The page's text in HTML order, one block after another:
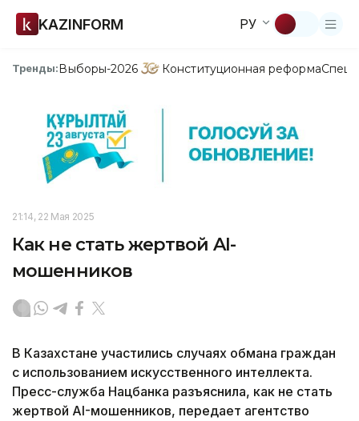
KAZINFORM РУ
Тренды:Выборы-2026 Конституционная реформа
21:14, 22 Мая 2025
Как не стать жертвой AI-
мошенников
В Казахстане участились случаях обмана граждан
с использованием искусственного интеллекта.
Пресс-служба Нацбанка разъяснила, как не стать
жертвой AI-мошенников, передает агентство